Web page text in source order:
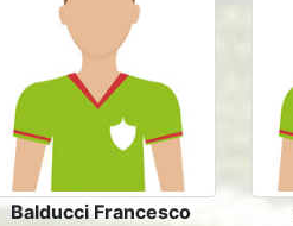
Balducci Francesco